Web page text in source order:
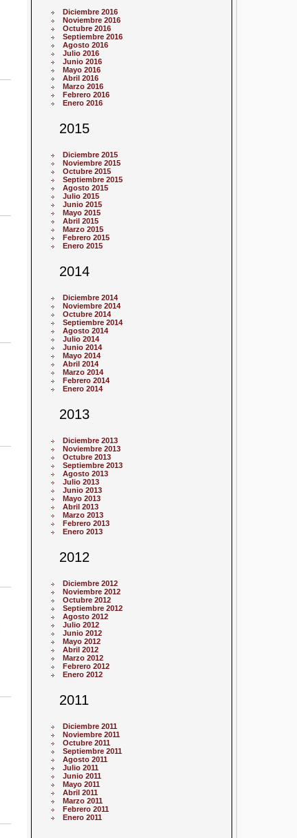
Diciembre 2016
Noviembre 2016
Octubre 2016
Septiembre 2016
Agosto 2016
Julio 2016
Junio 2016
Mayo 2016
Abril 2016
Marzo 2016
Febrero 2016
Enero 2016
2015
Diciembre 2015
Noviembre 2015
Octubre 2015
Septiembre 2015
Agosto 2015
Julio 2015
Junio 2015
Mayo 2015
Abril 2015
Marzo 2015
Febrero 2015
Enero 2015
2014
Diciembre 2014
Noviembre 2014
Octubre 2014
Septiembre 2014
Agosto 2014
Julio 2014
Junio 2014
Mayo 2014
Abril 2014
Marzo 2014
Febrero 2014
Enero 2014
2013
Diciembre 2013
Noviembre 2013
Octubre 2013
Septiembre 2013
Agosto 2013
Julio 2013
Junio 2013
Mayo 2013
Abril 2013
Marzo 2013
Febrero 2013
Enero 2013
2012
Diciembre 2012
Noviembre 2012
Octubre 2012
Septiembre 2012
Agosto 2012
Julio 2012
Junio 2012
Mayo 2012
Abril 2012
Marzo 2012
Febrero 2012
Enero 2012
2011
Diciembre 2011
Noviembre 2011
Octubre 2011
Septiembre 2011
Agosto 2011
Julio 2011
Junio 2011
Mayo 2011
Abril 2011
Marzo 2011
Febrero 2011
Enero 2011